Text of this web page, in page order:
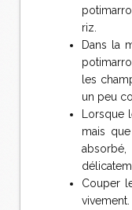
riz.
Dans la
les
un peu
Lorsque
mais
Couper
vivement.